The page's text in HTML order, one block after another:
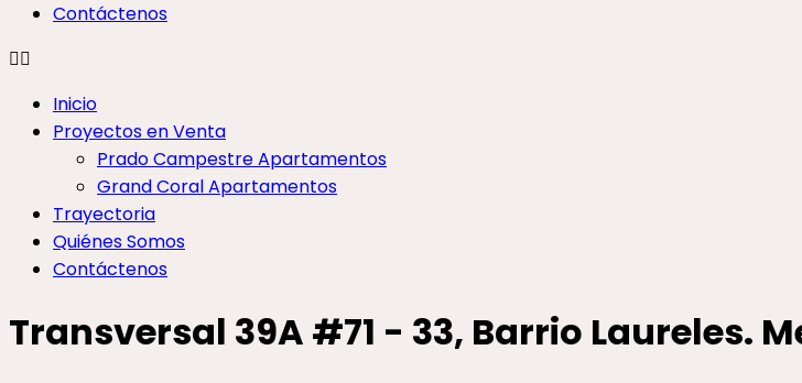
Contáctenos
Inicio
Proyectos en Venta
Prado Campestre Apartamentos
Grand Coral Apartamentos
Trayectoria
Quiénes Somos
Contáctenos
Transversal 39A #71 - 33, Barrio Laureles.